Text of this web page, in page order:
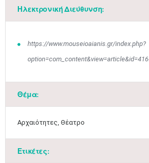
Ηλεκτρονική Διεύθυνση:
https://www.mouseioaianis.gr/index.php?
Θέμα:
Αρχαιότητες, Θέατρο
Ετικέτες: